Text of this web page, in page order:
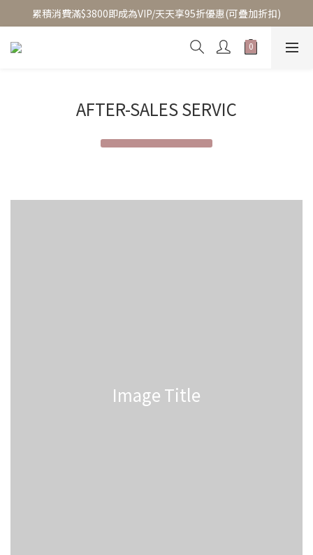
至8/5換季優惠/單件95折(部分商品除外)
累積消費滿$3800即成為VIP/天天享95折優惠(可疊加折扣)
至8/5換季優惠/單件95折(部分商品除外)
AFTER-SALES SERVIC
Image Title